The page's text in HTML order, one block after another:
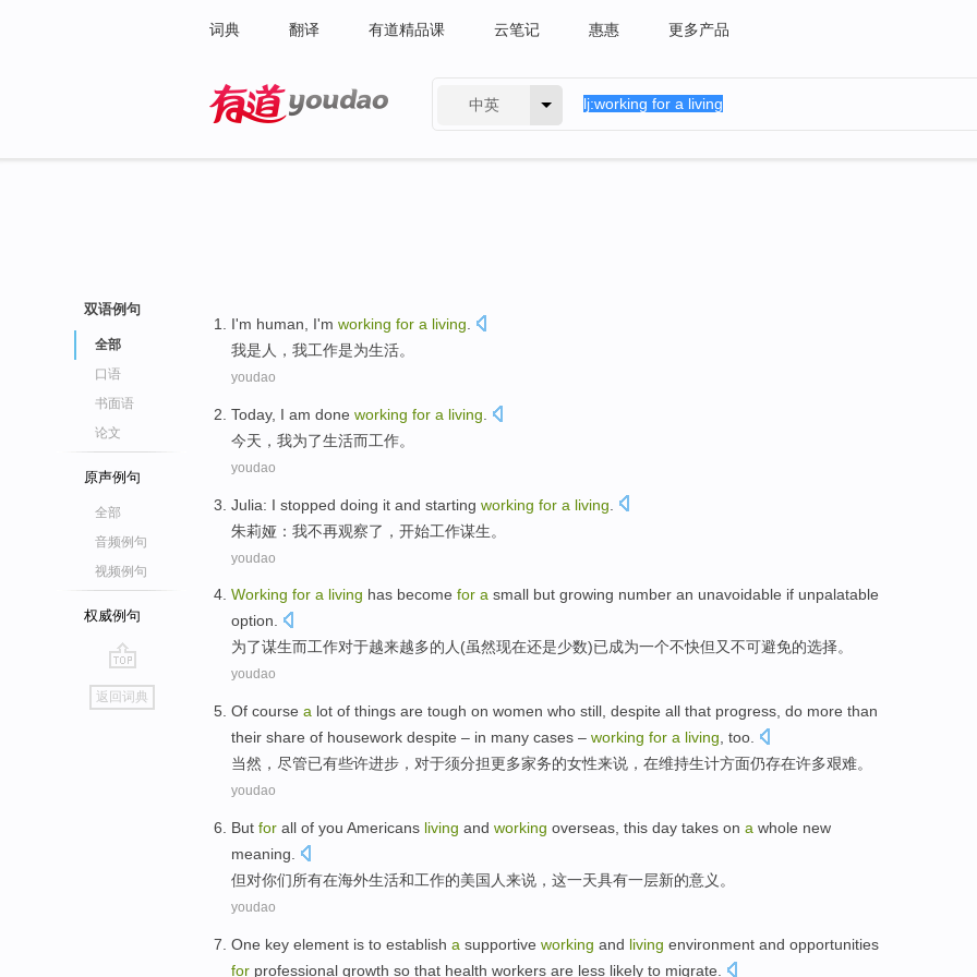
词典 翻译 有道精品课 云笔记 惠惠 更多产品
中英
双语例句
全部
口语
书面语
论文
原声例句
全部
音频例句
视频例句
权威例句
go
top
返回词典
I'm human , I'm working for a living
我是 人 ，我工作是为生活。
youdao
Today, I am done working for a living
今天 ， 我为了生活而工作。
youdao
Julia: I stopped doing it and starting working for a living
朱莉娅 ： 我不再观察了 ， 开始工作谋生。
youdao
Working for a living has become for a small but growing number an unavoidable if unpalatable
option.
为了谋生而工作对于越来越多的人(虽然现在还是少数)已成为一个不快但又不可避免的选择。
youdao
Of course a lot of things are tough on women who still despite all that progress , do more than
their share of housework despite – in many cases – working for a living , too.
当然 ， 尽管已有些许进步 ， 对于须分担更多家务的女性来说 ， 在维持生计方面仍存在许多艰难。
youdao
But for all of you Americans living and working overseas this day takes on a whole new
meaning
但对你们所有在海外生活和工作的美国人来说 ， 这一天具有一层新的意义 。
youdao
One key element is to establish a supportive working and living environment and opportunities
for professional growth so that health workers are less likely to migrate